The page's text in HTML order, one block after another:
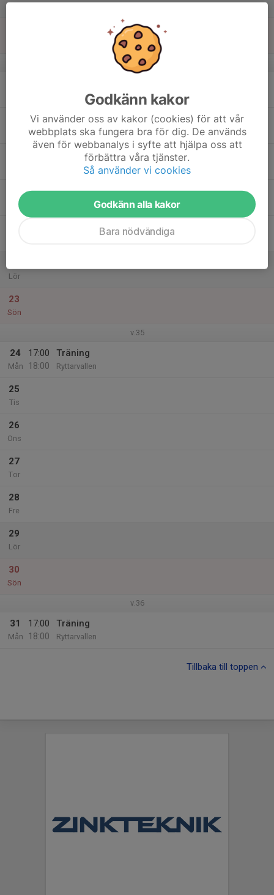
v.34
Ryttarvallen
Tor
Lör
23
Sön
v.35
24
Mån
17:00
18:00
Träning
Ryttarvallen
25
Tis
26
Ons
27
Tor
28
Fre
29
Lör
30
Sön
v.36
31
Mån
17:00
18:00
Träning
Ryttarvallen
Tillbaka till toppen
Godkänn kakor
Vi använder oss av kakor (cookies) för att vår
webbplats ska fungera bra för dig. De används
även för webbanalys i syfte att hjälpa oss att
förbättra våra tjänster.
Så använder vi cookies
Godkänn alla kakor
Bara nödvändiga